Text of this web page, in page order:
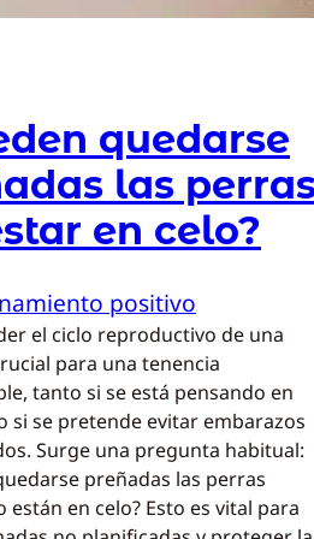
quedarse
las
en celo?
positivo
el ciclo reproductivo de una
para una tenencia
tanto si se está pensando en
si se pretende evitar embarazos
Surge una pregunta habitual:
preñadas las perras
están en celo? Esto es vital para